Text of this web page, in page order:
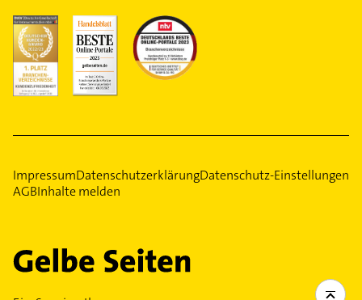
ImpressumDatenschutzerklärungDatenschutz-Einstellungen
AGBInhalte melden